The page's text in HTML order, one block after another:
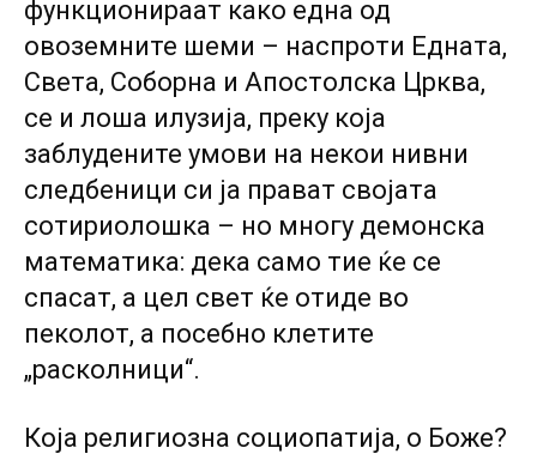
функционираат како една од
овоземните шеми – наспроти Едната,
Света, Соборна и Апостолска Црква,
се и лоша илузија, преку која
заблудените умови на некои нивни
следбеници си ја прават својата
сотириолошка – но многу демонска
математика: дека само тие ќе се
спасат, а цел свет ќе отиде во
пеколот, а посебно клетите
„расколници“.
Која религиозна социопатија, о Боже?